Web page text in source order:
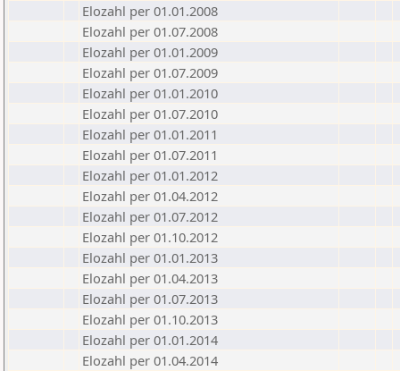
Elozahl per 01.01.2008
Elozahl per 01.07.2008
Elozahl per 01.01.2009
Elozahl per 01.07.2009
Elozahl per 01.01.2010
Elozahl per 01.07.2010
Elozahl per 01.01.2011
Elozahl per 01.07.2011
Elozahl per 01.01.2012
Elozahl per 01.04.2012
Elozahl per 01.07.2012
Elozahl per 01.10.2012
Elozahl per 01.01.2013
Elozahl per 01.04.2013
Elozahl per 01.07.2013
Elozahl per 01.10.2013
Elozahl per 01.01.2014
Elozahl per 01.04.2014